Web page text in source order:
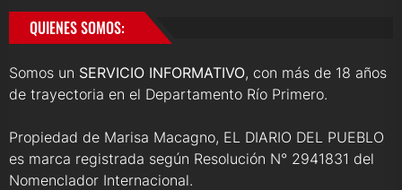
QUIENES SOMOS:
Somos un SERVICIO INFORMATIVO, con más de 18 años
de trayectoria en el Departamento Río Primero.
Propiedad de Marisa Macagno, EL DIARIO DEL PUEBLO
es marca registrada según Resolución N° 2941831 del
Nomenclador Internacional.